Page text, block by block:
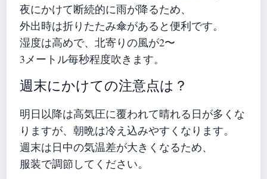
夜にかけて断続的に雨が降るため、
外出時は折りたたみ傘があると便利です。
湿度は高めで、北寄りの風が2〜
3メートル毎秒程度吹きます。
週末にかけての注意点は？
明日以降は高気圧に覆われて晴れる日が多くな
りますが、朝晩は冷え込みやすくなります。
週末は日中の気温差が大きくなるため、
服装で調節してください。